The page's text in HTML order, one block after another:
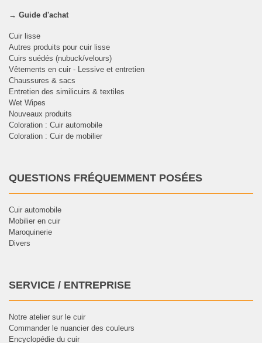
→ Guide d'achat
Cuir lisse
Autres produits pour cuir lisse
Cuirs suédés (nubuck/velours)
Vêtements en cuir - Lessive et entretien
Chaussures & sacs
Entretien des similicuirs & textiles
Wet Wipes
Nouveaux produits
Coloration : Cuir automobile
Coloration : Cuir de mobilier
QUESTIONS FRÉQUEMMENT POSÉES
Cuir automobile
Mobilier en cuir
Maroquinerie
Divers
SERVICE / ENTREPRISE
Notre atelier sur le cuir
Commander le nuancier des couleurs
Encyclopédie du cuir